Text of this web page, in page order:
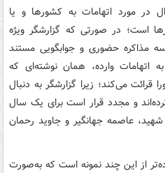
در مورد اتهامات به کشورها و یا
است؛ در صورتی که گزارشگر ویژه
مذاکره حضوری و جوابگویی مستند
اتهامات وارده، همان نوشته‌ای که
قرائت می‌کند؛ زیرا گزارشگر به دنبال
و مجدد قرار است برای یک سال
شهید، عاصمه جهانگیر و جاوید رحمان
از این چند نمونه است که به‌صورت